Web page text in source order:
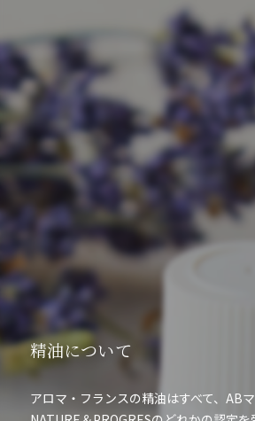
精油について
アロマ・フランスの精油はすべて、AB